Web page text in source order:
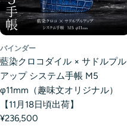
バインダー
藍染クロコダイル × サドルプル
アップ システム手帳 M5
φ11mm（趣味文オリジナル）
【11月18日頃出荷】
¥236,500